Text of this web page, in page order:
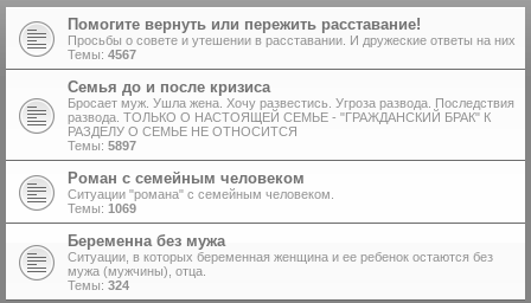
Помогите вернуть или пережить расставание!
Просьбы о совете и утешении в расставании. И дружеские ответы на них
Темы: 4567
Семья до и после кризиса
Бросает муж. Ушла жена. Хочу развестись. Угроза развода. Последствия
развода. ТОЛЬКО О НАСТОЯЩЕЙ СЕМЬЕ - "ГРАЖДАНСКИЙ БРАК" К
РАЗДЕЛУ О СЕМЬЕ НЕ ОТНОСИТСЯ
Темы: 5897
Роман с семейным человеком
Ситуации "романа" с семейным человеком.
Темы: 1069
Беременна без мужа
Ситуации, в которых беременная женщина и ее ребенок остаются без
мужа (мужчины), отца.
Темы: 324